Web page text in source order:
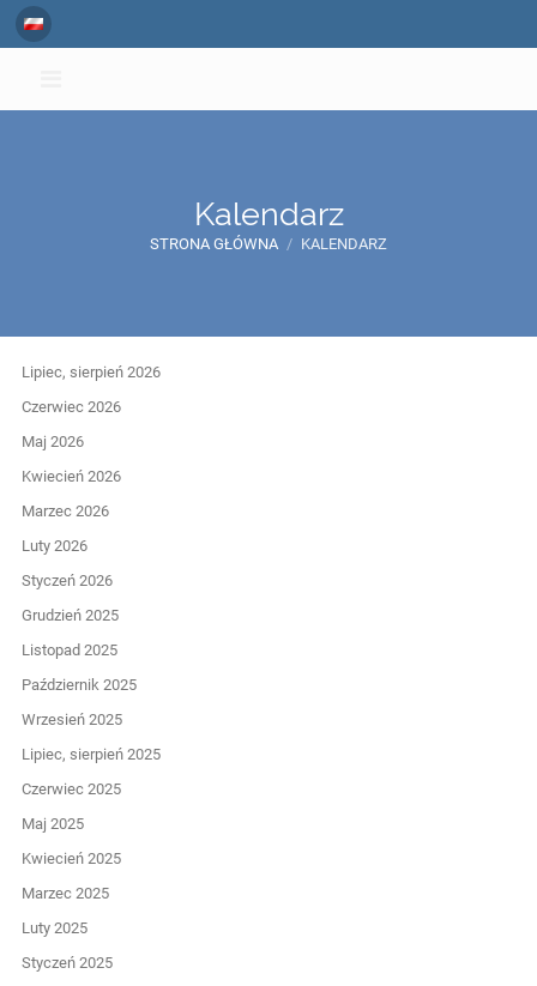
Kalendarz
STRONA GŁÓWNA / KALENDARZ
Kalendarz
Lipiec, sierpień 2026
Czerwiec 2026
Maj 2026
Kwiecień 2026
Marzec 2026
Luty 2026
Styczeń 2026
Grudzień 2025
Listopad 2025
Październik 2025
Wrzesień 2025
Lipiec, sierpień 2025
Czerwiec 2025
Maj 2025
Kwiecień 2025
Marzec 2025
Luty 2025
Styczeń 2025